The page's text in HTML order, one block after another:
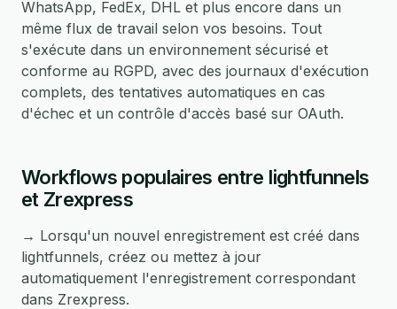
WhatsApp, FedEx, DHL et plus encore dans un
même flux de travail selon vos besoins. Tout
s'exécute dans un environnement sécurisé et
conforme au RGPD, avec des journaux d'exécution
complets, des tentatives automatiques en cas
d'échec et un contrôle d'accès basé sur OAuth.
Workflows populaires entre lightfunnels
et Zrexpress
→ Lorsqu'un nouvel enregistrement est créé dans
lightfunnels, créez ou mettez à jour
automatiquement l'enregistrement correspondant
dans Zrexpress.